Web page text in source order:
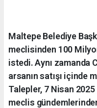
Maltepe Belediye
meclisinden 100
istedi. Aynı zamanda
arsanın satışı içinde
Talepler, 7 Nisan
meclis